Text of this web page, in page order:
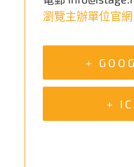
瀏覽主辦單位官網
+
+